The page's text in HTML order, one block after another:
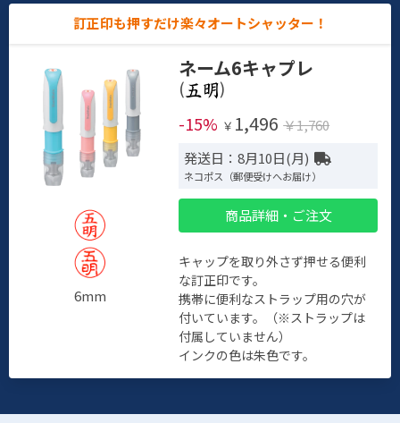
訂正印も押すだけ楽々オートシャッター！
6mm
ネーム6キャプレ
(
)
-15% ￥ 1,496 ￥1,760
発送日：8月10日(月)
ネコポス（郵便受けへお届け）
商品詳細・ご注文
キャップを取り外さず押せる便利
な訂正印です。
携帯に便利なストラップ用の穴が
付いています。（※ストラップは
付属していません）
インクの色は朱色です。